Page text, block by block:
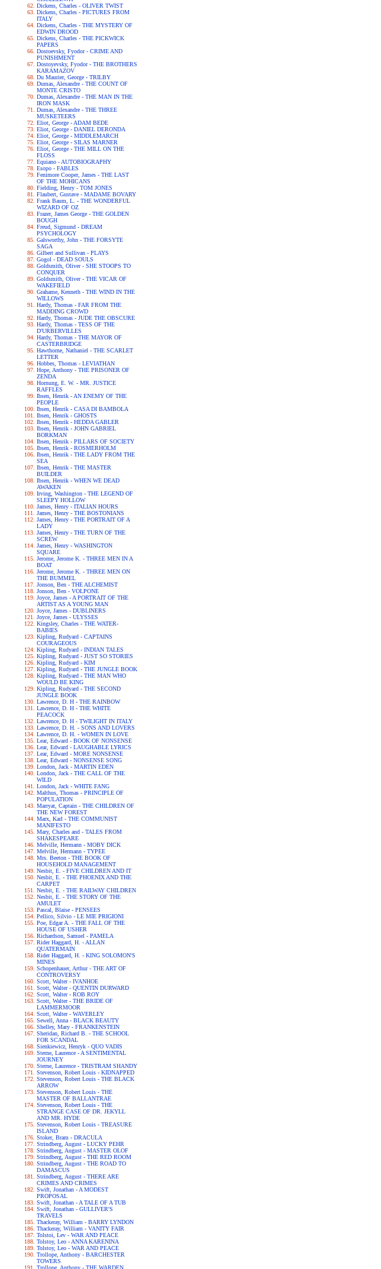
Dickens, Charles - OLIVER TWIST
Dickens, Charles - PICTURES FROM
ITALY
Dickens, Charles - THE MYSTERY OF
EDWIN DROOD
Dickens, Charles - THE PICKWICK
PAPERS
Dostoevsky, Fyodor - CRIME AND
PUNISHMENT
Dostoyevsky, Fyodor - THE BROTHERS
KARAMAZOV
Du Maurier, George - TRILBY
Dumas, Alexandre - THE COUNT OF
MONTE CRISTO
Dumas, Alexandre - THE MAN IN THE
IRON MASK
Dumas, Alexandre - THE THREE
MUSKETEERS
Eliot, George - ADAM BEDE
Eliot, George - DANIEL DERONDA
Eliot, George - MIDDLEMARCH
Eliot, George - SILAS MARNER
Eliot, George - THE MILL ON THE
FLOSS
Equiano - AUTOBIOGRAPHY
Esopo - FABLES
Fenimore Cooper, James - THE LAST
OF THE MOHICANS
Fielding, Henry - TOM JONES
Flaubert, Gustave - MADAME BOVARY
Frank Baum, L. - THE WONDERFUL
WIZARD OF OZ
Frazer, James George - THE GOLDEN
BOUGH
Freud, Sigmund - DREAM
PSYCHOLOGY
Galsworthy, John - THE FORSYTE
SAGA
Gilbert and Sullivan - PLAYS
Gogol - DEAD SOULS
Goldsmith, Oliver - SHE STOOPS TO
CONQUER
Goldsmith, Oliver - THE VICAR OF
WAKEFIELD
Grahame, Kenneth - THE WIND IN THE
WILLOWS
Hardy, Thomas - FAR FROM THE
MADDING CROWD
Hardy, Thomas - JUDE THE OBSCURE
Hardy, Thomas - TESS OF THE
D'URBERVILLES
Hardy, Thomas - THE MAYOR OF
CASTERBRIDGE
Hawthorne, Nathaniel - THE SCARLET
LETTER
Hobbes, Thomas - LEVIATHAN
Hope, Anthony - THE PRISONER OF
ZENDA
Hornung, E. W. - MR. JUSTICE
RAFFLES
Ibsen, Henrik - AN ENEMY OF THE
PEOPLE
Ibsen, Henrik - CASA DI BAMBOLA
Ibsen, Henrik - GHOSTS
Ibsen, Henrik - HEDDA GABLER
Ibsen, Henrik - JOHN GABRIEL
BORKMAN
Ibsen, Henrik - PILLARS OF SOCIETY
Ibsen, Henrik - ROSMERHOLM
Ibsen, Henrik - THE LADY FROM THE
SEA
Ibsen, Henrik - THE MASTER
BUILDER
Ibsen, Henrik - WHEN WE DEAD
AWAKEN
Irving, Washington - THE LEGEND OF
SLEEPY HOLLOW
James, Henry - ITALIAN HOURS
James, Henry - THE BOSTONIANS
James, Henry - THE PORTRAIT OF A
LADY
James, Henry - THE TURN OF THE
SCREW
James, Henry - WASHINGTON
SQUARE
Jerome, Jerome K. - THREE MEN IN A
BOAT
Jerome, Jerome K. - THREE MEN ON
THE BUMMEL
Jonson, Ben - THE ALCHEMIST
Jonson, Ben - VOLPONE
Joyce, James - A PORTRAIT OF THE
ARTIST AS A YOUNG MAN
Joyce, James - DUBLINERS
Joyce, James - ULYSSES
Kingsley, Charles - THE WATER-
BABIES
Kipling, Rudyard - CAPTAINS
COURAGEOUS
Kipling, Rudyard - INDIAN TALES
Kipling, Rudyard - JUST SO STORIES
Kipling, Rudyard - KIM
Kipling, Rudyard - THE JUNGLE BOOK
Kipling, Rudyard - THE MAN WHO
WOULD BE KING
Kipling, Rudyard - THE SECOND
JUNGLE BOOK
Lawrence, D. H - THE RAINBOW
Lawrence, D. H - THE WHITE
PEACOCK
Lawrence, D. H - TWILIGHT IN ITALY
Lawrence, D. H. - SONS AND LOVERS
Lawrence, D. H. - WOMEN IN LOVE
Lear, Edward - BOOK OF NONSENSE
Lear, Edward - LAUGHABLE LYRICS
Lear, Edward - MORE NONSENSE
Lear, Edward - NONSENSE SONG
London, Jack - MARTIN EDEN
London, Jack - THE CALL OF THE
WILD
London, Jack - WHITE FANG
Malthus, Thomas - PRINCIPLE OF
POPULATION
Marryat, Captain - THE CHILDREN OF
THE NEW FOREST
Marx, Karl - THE COMMUNIST
MANIFESTO
Mary, Charles and - TALES FROM
SHAKESPEARE
Melville, Hermann - MOBY DICK
Melville, Hermann - TYPEE
Mrs. Beeton - THE BOOK OF
HOUSEHOLD MANAGEMENT
Nesbit, E. - FIVE CHILDREN AND IT
Nesbit, E. - THE PHOENIX AND THE
CARPET
Nesbit, E. - THE RAILWAY CHILDREN
Nesbit, E. - THE STORY OF THE
AMULET
Pascal, Blaise - PENSEES
Pellico, Silvio - LE MIE PRIGIONI
Poe, Edgar A. - THE FALL OF THE
HOUSE OF USHER
Richardson, Samuel - PAMELA
Rider Haggard, H. - ALLAN
QUATERMAIN
Rider Haggard, H. - KING SOLOMON'S
MINES
Schopenhauer, Arthur - THE ART OF
CONTROVERSY
Scott, Walter - IVANHOE
Scott, Walter - QUENTIN DURWARD
Scott, Walter - ROB ROY
Scott, Walter - THE BRIDE OF
LAMMERMOOR
Scott, Walter - WAVERLEY
Sewell, Anna - BLACK BEAUTY
Shelley, Mary - FRANKENSTEIN
Sheridan, Richard B. - THE SCHOOL
FOR SCANDAL
Sienkiewicz, Henryk - QUO VADIS
Sterne, Laurence - A SENTIMENTAL
JOURNEY
Sterne, Laurence - TRISTRAM SHANDY
Stevenson, Robert Louis - KIDNAPPED
Stevenson, Robert Louis - THE BLACK
ARROW
Stevenson, Robert Louis - THE
MASTER OF BALLANTRAE
Stevenson, Robert Louis - THE
STRANGE CASE OF DR. JEKYLL
AND MR. HYDE
Stevenson, Robert Louis - TREASURE
ISLAND
Stoker, Bram - DRACULA
Strindberg, August - LUCKY PEHR
Strindberg, August - MASTER OLOF
Strindberg, August - THE RED ROOM
Strindberg, August - THE ROAD TO
DAMASCUS
Strindberg, August - THERE ARE
CRIMES AND CRIMES
Swift, Jonathan - A MODEST
PROPOSAL
Swift, Jonathan - A TALE OF A TUB
Swift, Jonathan - GULLIVER'S
TRAVELS
Thackeray, William - BARRY LYNDON
Thackeray, William - VANITY FAIR
Tolstoi, Lev - WAR AND PEACE
Tolstoy, Leo - ANNA KARENINA
Tolstoy, Leo - WAR AND PEACE
Trollope, Anthony - BARCHESTER
TOWERS
Trollope, Anthony - THE WARDEN